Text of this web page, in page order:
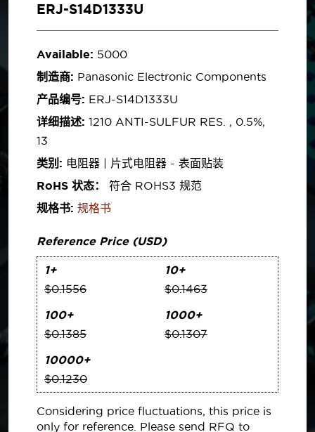
ERJ-S14D1333U
Available: 5000
制造商: Panasonic Electronic Components
产品编号: ERJ-S14D1333U
详细描述: 1210 ANTI-SULFUR RES. , 0.5%,
13
类别: 电阻器 | 片式电阻器 - 表面贴装
RoHS 状态：
符合 ROHS3 规范
规格书: 规格书
Reference Price (USD)
1+
$0.1556
10+
$0.1463
100+
$0.1385
1000+
$0.1307
10000+
$0.1230
Considering price fluctuations, this price is
only for reference. Please send RFQ to